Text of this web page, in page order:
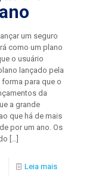
um seguro
como um plano
o usuário
lançado pela
para que o
da
a grande
que há de mais
por um ano. Os
[…]
Leia mais